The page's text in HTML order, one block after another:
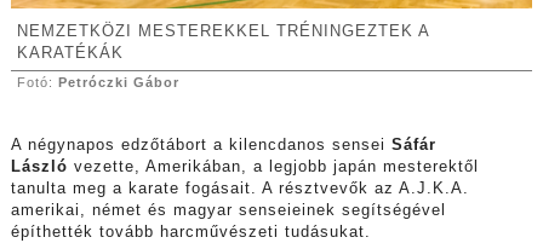
NEMZETKÖZI MESTEREKKEL TRÉNINGEZTEK A
KARATÉKÁK
Fotó: Petróczki Gábor
A négynapos edzőtábort a kilencdanos sensei Sáfár
László vezette, Amerikában, a legjobb japán mesterektől
tanulta meg a karate fogásait. A résztvevők az A.J.K.A.
amerikai, német és magyar senseieinek segítségével
építhették tovább harcművészeti tudásukat.